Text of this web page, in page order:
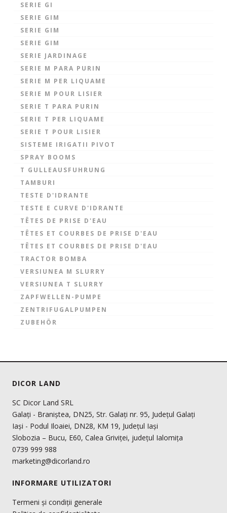
SERIE GI
SERIE GIM
SERIE GIM
SERIE GIM
SERIE JARDINAGE
SERIE M PARA PURIN
SERIE M PER LIQUAME
SERIE M POUR LISIER
SERIE T PARA PURIN
SERIE T PER LIQUAME
SERIE T POUR LISIER
SISTEME IRIGATII PIVOT
SPRAY BOOMS
T GULLEAUSFUHRUNG
TAMBURI
TESTE D'IDRANTE
TESTE E CURVE D'IDRANTE
TÊTES DE PRISE D'EAU
TÊTES ET COURBES DE PRISE D'EAU
TÊTES ET COURBES DE PRISE D'EAU
TRACTOR BOMBA
VERSIUNEA M SLURRY
VERSIUNEA T SLURRY
ZAPFWELLEN-PUMPE
ZENTRIFUGALPUMPEN
ZUBEHÖR
DICOR LAND
SC Dicor Land SRL
Galați - Braniștea, DN25, Str. Galați nr. 95, Județul Galați
Iași - Podul Iloaiei, DN28, KM 19, Județul Iași
Slobozia – Bucu, E60, Calea Griviței, județul Ialomița
0739 999 988
marketing@dicorland.ro
INFORMARE UTILIZATORI
Termeni și condiții generale